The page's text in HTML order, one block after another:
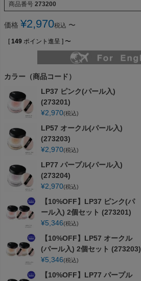
商品番号 273200
価格 ¥2,970税込 〜
[ 149 ポイント進呈 ] 〜
カラー（商品コード）
LP37 ピンク(パール入)
(273201)
¥2,970 税込
LP57 オークル(パール入)
(273203)
¥2,970 税込
LP77 パープル(パール入)
(273204)
¥2,970 税込
【10%OFF】LP37 ピンク(パ
ール入) 2個セット (273201)
¥5,346 税込
【10%OFF】LP57 オークル
(パール入) 2個セット (273203)
¥5,346 税込
【10%OFF】LP77 パープル